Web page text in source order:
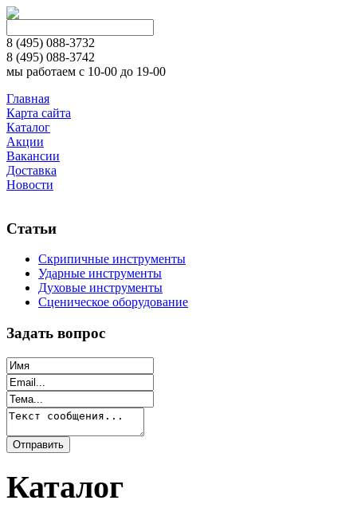
8 (495) 088-3732
8 (495) 088-3742
мы работаем с 10-00 до 19-00
Главная
Карта сайта
Каталог
Акции
Вакансии
Доставка
Новости
Статьи
Скрипичные инструменты
Ударные инструменты
Духовые инструменты
Сценическое оборудование
Задать вопрос
Каталог